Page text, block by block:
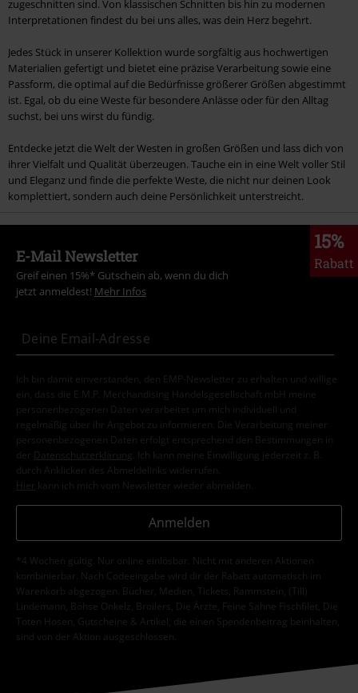
zugeschnitten sind. Von klassischen Schnitten bis hin zu modernen
Interpretationen findest du bei uns alles, was dein Herz begehrt.
Jedes Stück in unserer Kollektion wurde sorgfältig aus hochwertigen
Materialien gefertigt und bietet eine präzise Verarbeitung sowie eine
Passform, die optimal auf die Bedürfnisse größerer Größen abgestimmt
ist. Egal, ob du eine Weste für besondere Anlässe oder für den Alltag
suchst, bei uns wirst du fündig.
Entdecke jetzt die Welt der Westen in großen Größen und lass dich von
ihrer Vielfalt und Qualität überzeugen. Tauche ein in eine Welt voller Stil
und Eleganz und finde die perfekte Weste, die nicht nur deinen Look
komplettiert, sondern auch deine Persönlichkeit unterstreicht.
15%
Rabatt
E-Mail Newsletter
Greif einen 15%* Gutschein ab, wenn du dich
jetzt anmeldest! Mehr Infos
Ich bin damit einverstanden, den EMP-Newsletter zu erhalten und willige
ein, dass die E.M.P. Merchandising Handelsgesellschaft mbH meine
personenbezogenen Daten verarbeitet um mich individuell und
regelmäßig über ihr Angebot zu informieren. Die Verarbeitung meiner
personenbezogenen Daten erfolgt entsprechend den Bestimmungen in
der
Datenschutzerklärung
. Ich kann meine Einwilligung jederzeit z. B.
durch Anklicken des Abmeldelinks widerrufen.
Hier kann ich mich vom Newsletter wieder abmelden.
Anmelden
*4 Wochen gültig. Nur online einlösbar. Nicht mit anderen Aktionen
kombinierbar. Nach Codeeingabe wird dir der Rabatt automatisch im
Warenkorb abgezogen. Bücher, Medien, Tickets, Rammstein, (Till)
Lindemann, Böhse Onkelz, Broilers, Die Ärzte, Feine Sahne Fischfilet, Die
Toten Hosen, Gutscheine & Artikel, die einen Spendenbeitrag beinhalten,
sind von der Aktion ausgeschlossen.